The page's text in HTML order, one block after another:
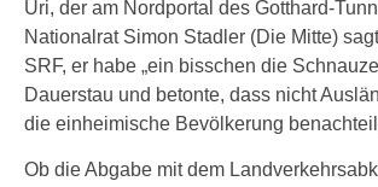
Uri, der am Nordportal des Gotthard-
Nationalrat Simon Stadler (Die Mitte)
SRF, er habe „ein bisschen die
Dauerstau und betonte, dass nicht
die einheimische Bevölkerung
Ob die Abgabe mit dem